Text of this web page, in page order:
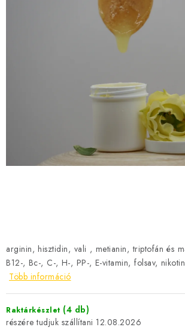
MÉZ AJÁNDÉKCSOMAGOK
A MÉHÉSZETI TERMÉKEK KIEGÉSZÍTŐI
MÉZES ÉDESSÉG
IRODALOM - KÖNYVEK
arginin, hisztidin, vali , metianin, triptofán és
B12-, Bc-, C-, H-, PP-, E-vitamin, folsav,
Több információ
Raktárkészlet (4 db)
12.08.2026